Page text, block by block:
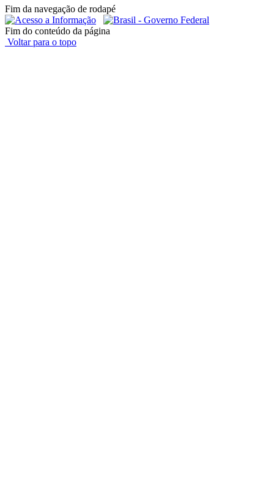
Fim da navegação de rodapé
Fim do conteúdo da página
Voltar para o topo